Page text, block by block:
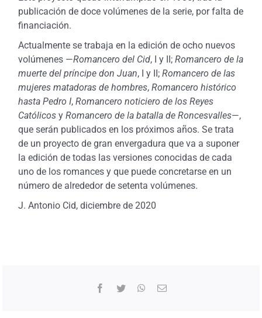
publicación de doce volúmenes de la serie, por falta de
financiación.
Actualmente se trabaja en la edición de ocho nuevos
volúmenes —Romancero del Cid, I y II; Romancero de la
muerte del príncipe don Juan, I y II; Romancero de las
mujeres matadoras de hombres, Romancero histórico
hasta Pedro I, Romancero noticiero de los Reyes
Católicosy Romancero de la batalla de Roncesvalles—,
que serán publicados en los próximos años. Se trata
de un proyecto de gran envergadura que va a suponer
la edición de todas las versiones conocidas de cada
uno de los romances y que puede concretarse en un
número de alrededor de setenta volúmenes.
J. Antonio Cid, diciembre de 2020
Facebook
Twitter WhatsApp
Correo